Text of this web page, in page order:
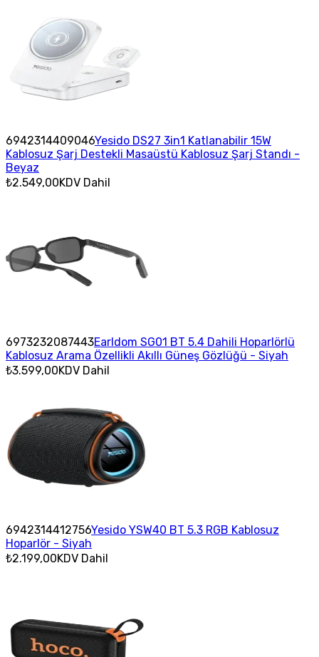
6942314409046Yesido DS27 3in1 Katlanabilir 15W
Kablosuz Şarj Destekli Masaüstü Kablosuz Şarj Standı -
Beyaz
₺2.549,00KDV Dahil
6973232087443Earldom SG01 BT 5.4 Dahili Hoparlörlü
Kablosuz Arama Özellikli Akıllı Güneş Gözlüğü - Siyah
₺3.599,00KDV Dahil
6942314412756Yesido YSW40 BT 5.3 RGB Kablosuz
Hoparlör - Siyah
₺2.199,00KDV Dahil